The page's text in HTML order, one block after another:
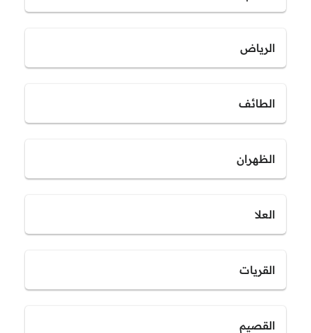
الرياض
الطائف
الظهران
العلا
القريات
القصيم